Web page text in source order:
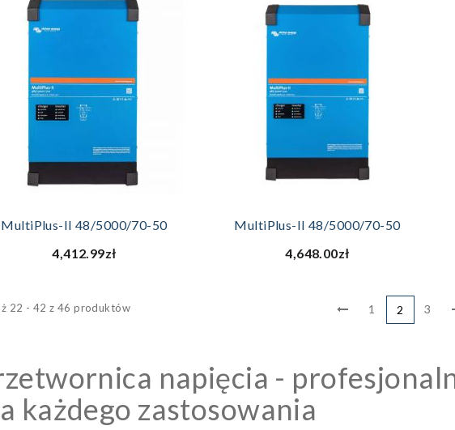
MultiPlus-II 48/5000/70-50
4,412.99zł
MultiPlus-II 48/5000/70-50
4,648.00zł
1 2 3
22 - 42 z 46 produktów
napięcia -
każdego zastosowania